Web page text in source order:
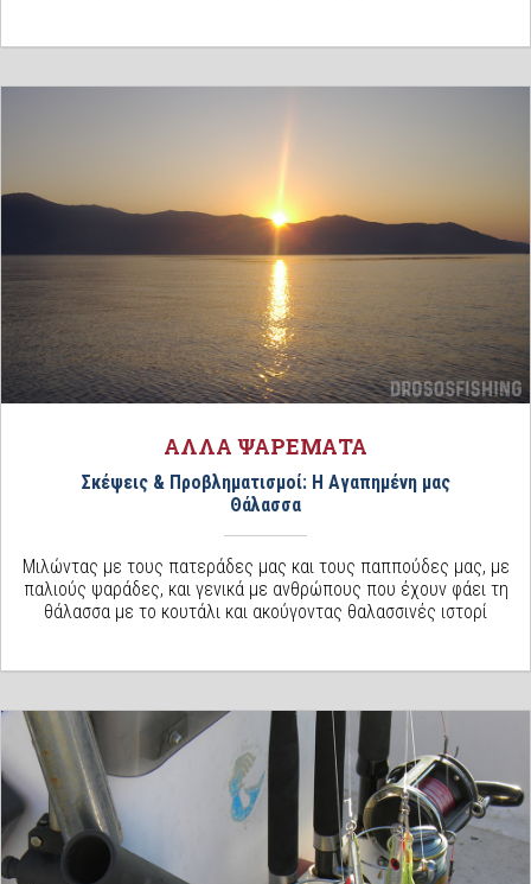
ΑΛΛΑ ΨΑΡΕΜΑΤΑ
Σκέψεις & Προβληματισμοί: Η Αγαπημένη μας
Θάλασσα
Μιλώντας με τους πατεράδες μας και τους παππούδες μας, με
παλιούς ψαράδες, και γενικά με ανθρώπους που έχουν φάει τη
θάλασσα με το κουτάλι και ακούγοντας θαλασσινές ιστορί